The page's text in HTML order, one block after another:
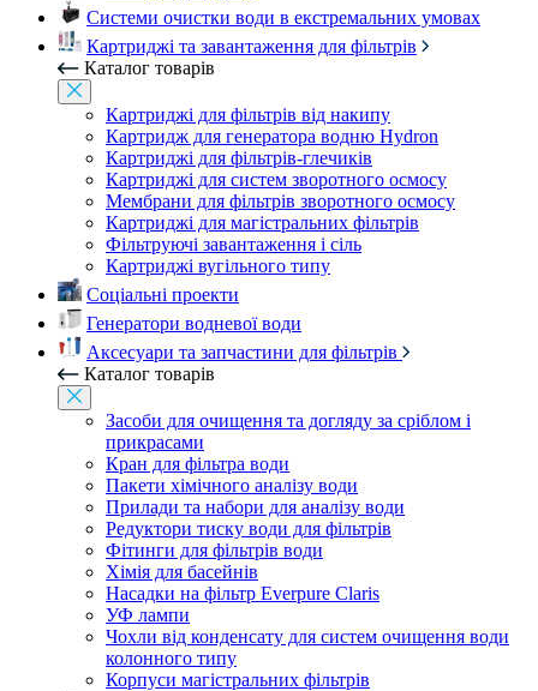
Системи очистки води в екстремальних умовах
Картриджі та завантаження для фільтрів
Каталог товарів
Картриджі для фільтрів від накипу
Картридж для генератора водню Hydron
Картриджі для фільтрів-глечиків
Картриджі для систем зворотного осмосу
Мембрани для фільтрів зворотного осмосу
Картриджі для магістральних фільтрів
Фільтруючі завантаження і сіль
Картриджі вугільного типу
Соціальні проекти
Генератори водневої води
Аксесуари та запчастини для фільтрів
Каталог товарів
Засоби для очищення та догляду за сріблом і
прикрасами
Кран для фільтра води
Пакети хімічного аналізу води
Прилади та набори для аналізу води
Редуктори тиску води для фільтрів
Фітинги для фільтрів води
Хімія для басейнів
Насадки на фільтр Everpure Claris
УФ лампи
Чохли від конденсату для систем очищення води
колонного типу
Корпуси магістральних фільтрів